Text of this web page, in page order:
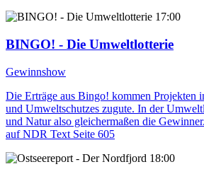
17:00
BINGO! - Die Umweltlotterie
Gewinnshow
Die Erträge aus Bingo! kommen Projekten
und Umweltschutzes zugute. In der
und Natur also gleichermaßen die
auf NDR Text Seite 605
18:00